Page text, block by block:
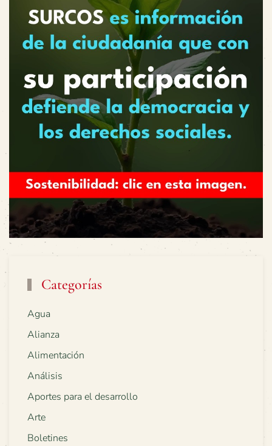
Categorías
Agua
Alianza
Alimentación
Análisis
Aportes para el desarrollo
Arte
Boletines